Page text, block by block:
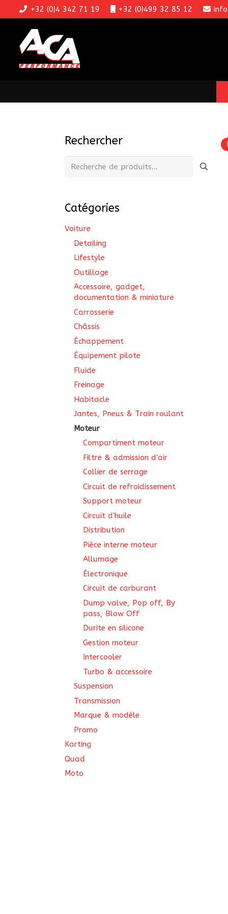
+32 (0)4 342 71 19 +32 (0)499 32 85 12
Rechercher
Recherche
Catégories
Voiture
Detailing
Lifestyle
Outillage
Accessoire, gadget,
documentation & miniature
Carrosserie
Châssis
Échappement
Équipement pilote
Fluide
Freinage
Habitacle
Jantes, Pneus & Train roulant
Moteur
Compartiment moteur
Filtre & admission d'air
Collier de serrage
Circuit de refroidissement
Support moteur
Circuit d'huile
Distribution
Pièce interne moteur
Allumage
Électronique
Circuit de carburant
Dump valve, Pop off, By
pass, Blow Off
Durite en silicone
Gestion moteur
Intercooler
Turbo & accessoire
Suspension
Transmission
Marque & modèle
Promo
Karting
Quad
Moto